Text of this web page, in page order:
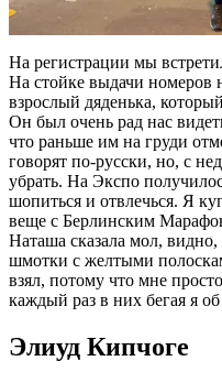
На регистрации мы
На стойке выдачи номеров
взрослый дяденька,
Он был очень рад нас
что раньше им на груди
говорят по-русски, но, с
убрать. На Экспо
шопиться и отвлечься. Я
веще с Берлинским
Наташа сказала мол, видно,
шмотки с желтыми
взял, потому что мне
каждый раз в них бегая я
Элиуд Кипчоге